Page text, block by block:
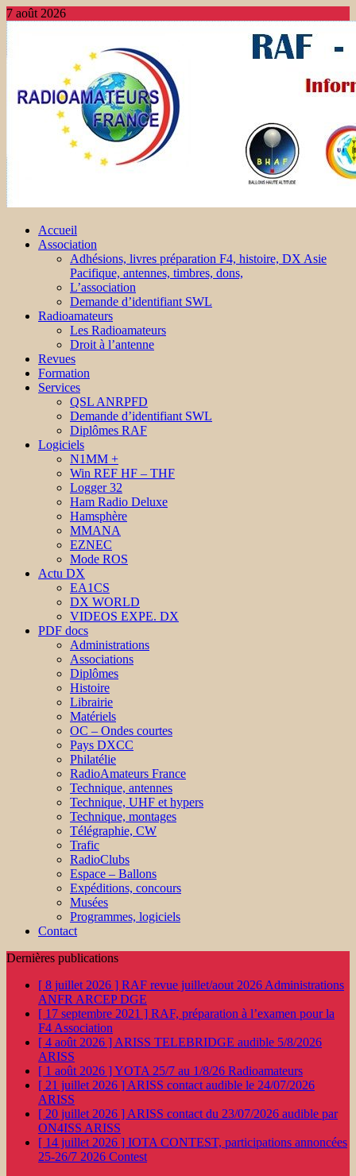
7 août 2026
Accueil
Association
Adhésions, livres préparation F4, histoire, DX Asie
Pacifique, antennes, timbres, dons,
L’association
Demande d’identifiant SWL
Radioamateurs
Les Radioamateurs
Droit à l’antenne
Revues
Formation
Services
QSL ANRPFD
Demande d’identifiant SWL
Diplômes RAF
Logiciels
N1MM +
Win REF HF – THF
Logger 32
Ham Radio Deluxe
Hamsphère
MMANA
EZNEC
Mode ROS
Actu DX
EA1CS
DX WORLD
VIDEOS EXPE. DX
PDF docs
Administrations
Associations
Diplômes
Histoire
Librairie
Matériels
OC – Ondes courtes
Pays DXCC
Philatélie
RadioAmateurs France
Technique, antennes
Technique, UHF et hypers
Technique, montages
Télégraphie, CW
Trafic
RadioClubs
Espace – Ballons
Expéditions, concours
Musées
Programmes, logiciels
Contact
Dernières publications
[ 8 juillet 2026 ] RAF revue juillet/aout 2026 Administrations
ANFR ARCEP DGE
[ 17 septembre 2021 ] RAF, préparation à l’examen pour la
F4 Association
[ 4 août 2026 ] ARISS TELEBRIDGE audible 5/8/2026
ARISS
[ 1 août 2026 ]YOTA 25/7 au 1/8/26 Radioamateurs
[ 21 juillet 2026 ] ARISS contact audible le 24/07/2026
ARISS
[ 20 juillet 2026 ] ARISS contact du 23/07/2026 audible par
ON4ISS ARISS
[ 14 juillet 2026 ] IOTA CONTEST, participations annoncées
25-26/7 2026 Contest